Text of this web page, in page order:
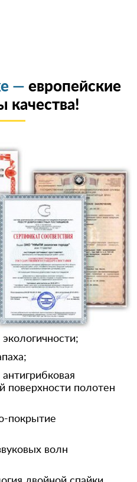
— европейские
качества!
поверхности полотен
покрытие
волн